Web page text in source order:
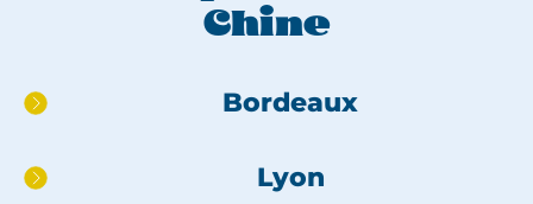
Chine
Aller
directement
pied
Bordeaux
Lyon